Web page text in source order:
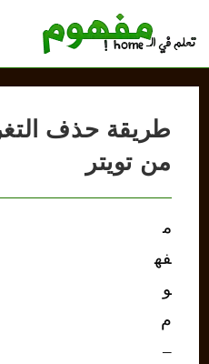
طريقة حذف
من تويتر
م
فه
و
م
–